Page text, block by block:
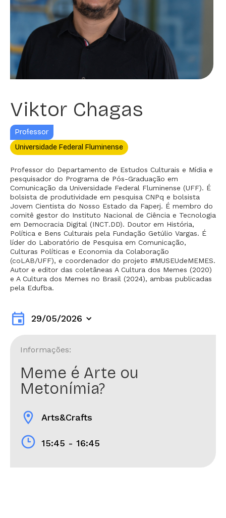
Viktor Chagas
Professor
Universidade Federal Fluminense
Professor do Departamento de Estudos Culturais e Mídia e
pesquisador do Programa de Pós-Graduação em
Comunicação da Universidade Federal Fluminense (UFF). É
bolsista de produtividade em pesquisa CNPq e bolsista
Jovem Cientista do Nosso Estado da Faperj. É membro do
comitê gestor do Instituto Nacional de Ciência e Tecnologia
em Democracia Digital (INCT.DD). Doutor em História,
Política e Bens Culturais pela Fundação Getúlio Vargas. É
líder do Laboratório de Pesquisa em Comunicação,
Culturas Políticas e Economia da Colaboração
(coLAB/UFF), e coordenador do projeto #MUSEUdeMEMES.
Autor e editor das coletâneas A Cultura dos Memes (2020)
e A Cultura dos Memes no Brasil (2024), ambas publicadas
pela Edufba.
event 29/05/2026
Informações:
Meme é Arte ou
Metonímia?
location_on Arts&Crafts
15:45 - 16:45